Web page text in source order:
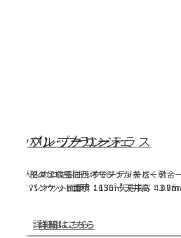
パリ・ブランシェ
大人のロマンチックパーティーを
バンケット面積：165㎡ 天井高：
詳細はこちら
バンブーコート
和の伝統美に西洋モダンが美しく
バンケット面積：130㎡ 天井高：
詳細はこちら
ブルックリンテラス
モダンな空間がオリジナルなパーテ
バンケット面積：135㎡ 天井高：
詳細はこちら